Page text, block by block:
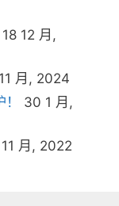
18 12 月,
月, 2024
30 1 月,
月, 2022